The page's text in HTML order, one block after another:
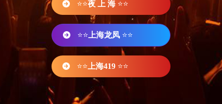
⭐⭐夜 上 海 ⭐⭐
⭐⭐ 上海龙凤 ⭐⭐
⭐⭐ 上海419 ⭐⭐